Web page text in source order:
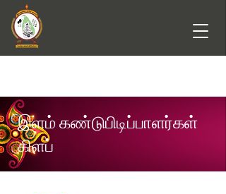
இளம் கண்டுபிடிப்பாளர்கள்
கிளப்